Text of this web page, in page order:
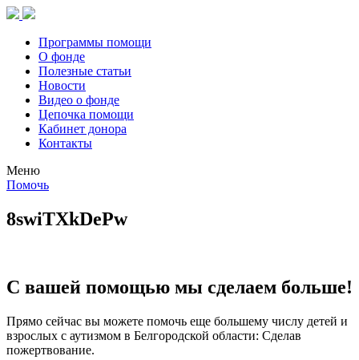
Программы помощи
О фонде
Полезные статьи
Новости
Видео о фонде
Цепочка помощи
Кабинет донора
Контакты
Меню
Помочь
8swiTXkDePw
С вашей помощью мы сделаем больше!
Прямо сейчас вы можете помочь еще большему числу детей и
взрослых с аутизмом в Белгородской области: Сделав
пожертвование.